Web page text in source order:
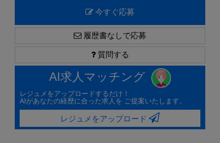
今すぐ応募
履歴書なしで応募
質問する
AI求人マッチング
レジュメをアップロードするだけ！
AIがあなたの経歴に合った求人を ご提案いたします。
レジュメをアップロード